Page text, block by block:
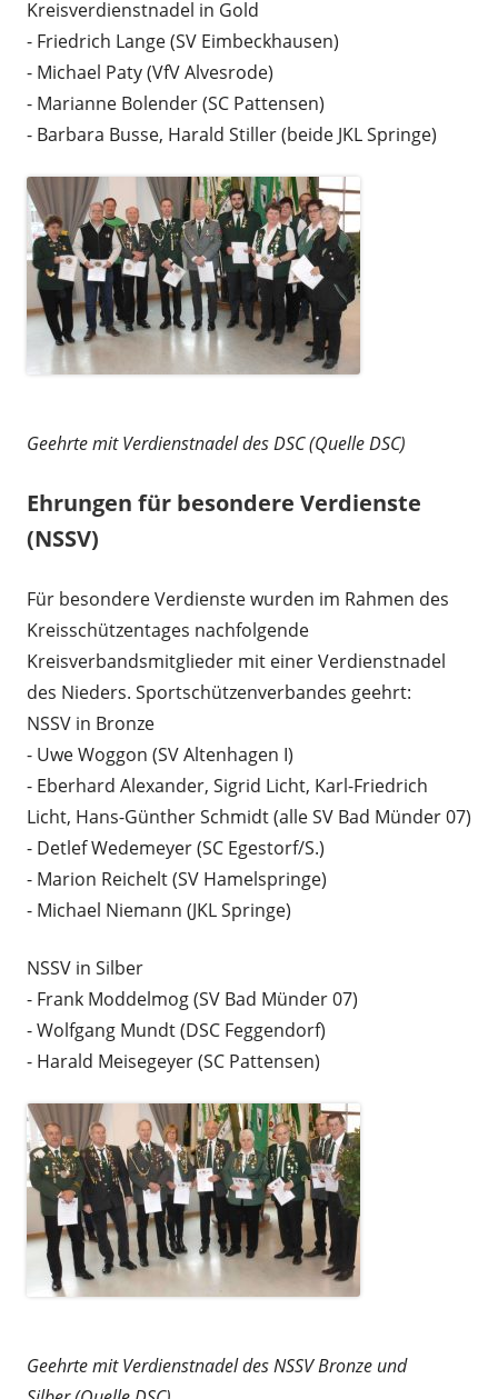
Kreisverdienstnadel in Gold
- Friedrich Lange (SV Eimbeckhausen)
- Michael Paty (VfV Alvesrode)
- Marianne Bolender (SC Pattensen)
- Barbara Busse, Harald Stiller (beide JKL Springe)
Geehrte mit Verdienstnadel des DSC (Quelle DSC)
Ehrungen für besondere Verdienste
(NSSV)
Für besondere Verdienste wurden im Rahmen des
Kreisschützentages nachfolgende
Kreisverbandsmitglieder mit einer Verdienstnadel
des Nieders. Sportschützenverbandes geehrt:
NSSV in Bronze
- Uwe Woggon (SV Altenhagen I)
- Eberhard Alexander, Sigrid Licht, Karl-Friedrich
Licht, Hans-Günther Schmidt (alle SV Bad Münder 07)
- Detlef Wedemeyer (SC Egestorf/S.)
- Marion Reichelt (SV Hamelspringe)
- Michael Niemann (JKL Springe)
NSSV in Silber
- Frank Moddelmog (SV Bad Münder 07)
- Wolfgang Mundt (DSC Feggendorf)
- Harald Meisegeyer (SC Pattensen)
Geehrte mit Verdienstnadel des NSSV Bronze und